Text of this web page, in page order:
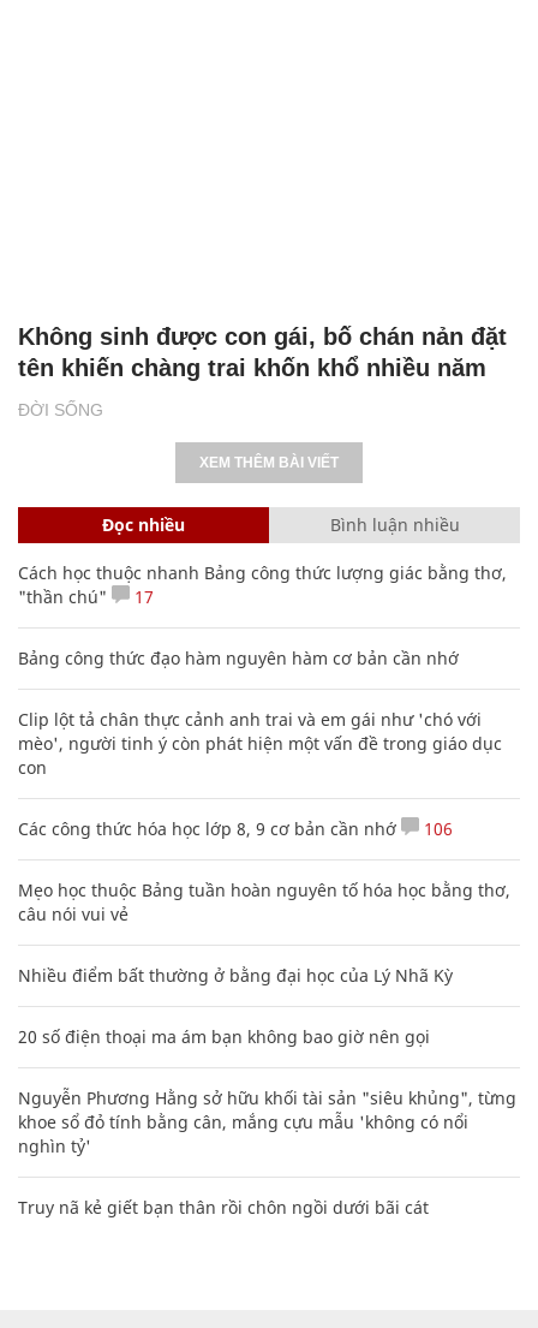
ĐỜI SỐNG
Không sinh được con gái, bố chán nản đặt
tên khiến chàng trai khốn khổ nhiều năm
XEM THÊM BÀI VIẾT
Đọc nhiều Bình luận nhiều
Cách học thuộc nhanh Bảng công thức lượng giác bằng thơ,
"thần chú"
17
Bảng công thức đạo hàm nguyên hàm cơ bản cần nhớ
Clip lột tả chân thực cảnh anh trai và em gái như 'chó với
mèo', người tinh ý còn phát hiện một vấn đề trong giáo dục
con
Các công thức hóa học lớp 8, 9 cơ bản cần nhớ 106
Mẹo học thuộc Bảng tuần hoàn nguyên tố hóa học bằng thơ,
câu nói vui vẻ
Nhiều điểm bất thường ở bằng đại học của Lý Nhã Kỳ
20 số điện thoại ma ám bạn không bao giờ nên gọi
Nguyễn Phương Hằng sở hữu khối tài sản "siêu khủng", từng
khoe sổ đỏ tính bằng cân, mắng cựu mẫu 'không có nổi
nghìn tỷ'
Truy nã kẻ giết bạn thân rồi chôn ngồi dưới bãi cát